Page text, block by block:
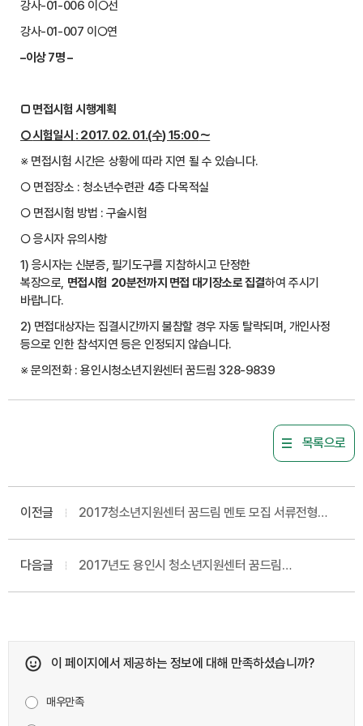
강사-01-006 이○선
강사-01-007 이○연
–이상7명–
□ 면접시험 시행계획
○시험일시 : 2017. 02. 01.(수) 15:00～
※ 면접시험 시간은 상황에 따라 지연 될 수 있습니다.
○ 면접장소 : 청소년수련관 4층 다목적실
○ 면접시험 방법 : 구술시험
○ 응시자 유의사항
1) 응시자는 신분증, 필기도구를 지참하시고 단정한
복장으로, 면접시험 20분전까지 면접 대기장소로 집결하여 주시기
바랍니다.
2) 면접대상자는 집결시간까지 불참할 경우 자동 탈락되며, 개인사정
등으로 인한 참석지연 등은 인정되지 않습니다.
※ 문의전화 : 용인시청소년지원센터 꿈드림 328-9839
목록으로
이전글
2017청소년지원센터 꿈드림 멘토 모집 서류전형
다음글
2017년도 용인시 청소년지원센터 꿈드림
이 페이지에서 제공하는 정보에 대해 만족하셨습니까?
매우만족